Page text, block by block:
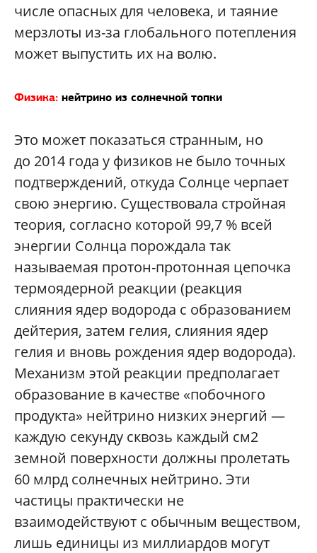
числе опасных для человека, и таяние
мерзлоты из-за глобального потепления
может выпустить их на волю.
Физика: нейтрино из солнечной топки
Это может показаться странным, но
до 2014 года у физиков не было точных
подтверждений, откуда Солнце черпает
свою энергию. Существовала стройная
теория, согласно которой 99,7 % всей
энергии Солнца порождала так
называемая протон-протонная цепочка
термоядерной реакции (реакция
слияния ядер водорода с образованием
дейтерия, затем гелия, слияния ядер
гелия и вновь рождения ядер водорода).
Механизм этой реакции предполагает
образование в качестве «побочного
продукта» нейтрино низких энергий —
каждую секунду сквозь каждый см2
земной поверхности должны пролетать
60 млрд солнечных нейтрино. Эти
частицы практически не
взаимодействуют с обычным веществом,
лишь единицы из миллиардов могут